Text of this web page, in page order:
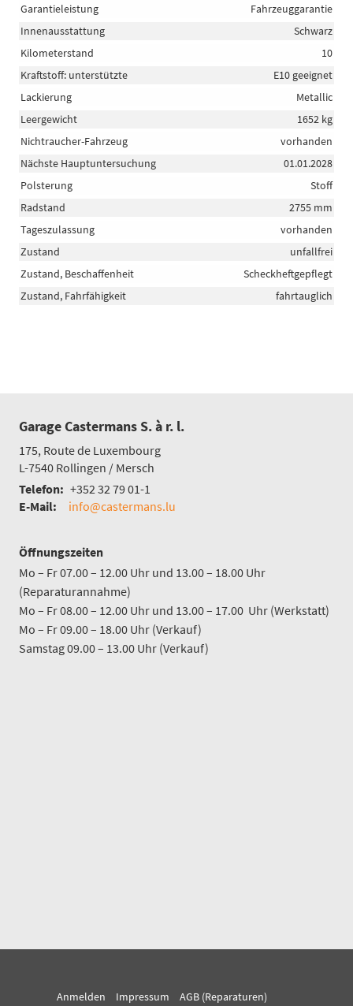
Garantieleistung
Fahrzeuggarantie
Innenausstattung
Schwarz
Kilometerstand
10
Kraftstoff: unterstützte
E10 geeignet
Lackierung
Metallic
Leergewicht
1652 kg
Nichtraucher-Fahrzeug
vorhanden
Nächste Hauptuntersuchung
01.01.2028
Polsterung
Stoff
Radstand
2755 mm
Tageszulassung
vorhanden
Zustand
unfallfrei
Zustand, Beschaffenheit
Scheckheftgepflegt
Zustand, Fahrfähigkeit
fahrtauglich
Garage Castermans S. à r. l.
175, Route de Luxembourg
L-7540 Rollingen / Mersch
Telefon: +352 32 79 01-1
E-Mail:
info@castermans.lu
Öffnungszeiten
Mo – Fr 07.00 – 12.00 Uhr und 13.00 – 18.00 Uhr
(Reparaturannahme)
Mo – Fr 08.00 – 12.00 Uhr und 13.00 – 17.00 Uhr (Werkstatt)
Mo – Fr 09.00 – 18.00 Uhr (Verkauf)
Samstag 09.00 – 13.00 Uhr (Verkauf)
Anmelden Impressum AGB (Reparaturen)